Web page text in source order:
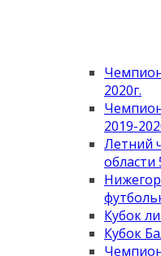
2020г.
2019-
Летний
области
Кубок
Кубок